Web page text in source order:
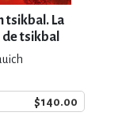
tsikbal. La
tsikbal
$140.00